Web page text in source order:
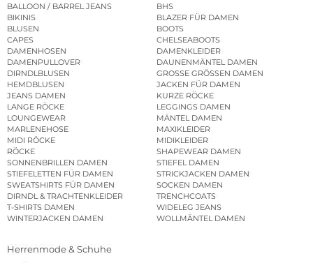
BALLOON / BARREL JEANS
BHS
BIKINIS
BLAZER FÜR DAMEN
BLUSEN
BOOTS
CAPES
CHELSEABOOTS
DAMENHOSEN
DAMENKLEIDER
DAMENPULLOVER
DAUNENMÄNTEL DAMEN
DIRNDLBLUSEN
GROSSE GRÖSSEN DAMEN
HEMDBLUSEN
JACKEN FÜR DAMEN
JEANS DAMEN
KURZE RÖCKE
LANGE RÖCKE
LEGGINGS DAMEN
LOUNGEWEAR
MÄNTEL DAMEN
MARLENEHOSE
MAXIKLEIDER
MIDI RÖCKE
MIDIKLEIDER
RÖCKE
SHAPEWEAR DAMEN
SONNENBRILLEN DAMEN
STIEFEL DAMEN
STIEFELETTEN FÜR DAMEN
STRICKJACKEN DAMEN
SWEATSHIRTS FÜR DAMEN
SOCKEN DAMEN
DIRNDL & TRACHTENKLEIDER
TRENCHCOATS
T-SHIRTS DAMEN
WIDELEG JEANS
WINTERJACKEN DAMEN
WOLLMÄNTEL DAMEN
Herrenmode & Schuhe